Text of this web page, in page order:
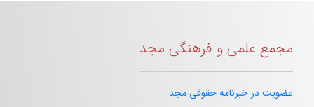
مجمع علمی و فرهنگی مجد
عضویت در خبرنامه حقوقی مجد